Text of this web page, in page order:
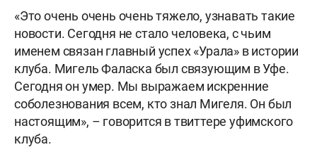
«Это очень очень очень тяжело, узнавать такие
новости. Сегодня не стало человека, с чьим
именем связан главный успех «Урала» в истории
клуба. Мигель Фаласка был связующим в Уфе.
Сегодня он умер. Мы выражаем искренние
соболезнования всем, кто знал Мигеля. Он был
настоящим», – говорится в твиттере уфимского
клуба.